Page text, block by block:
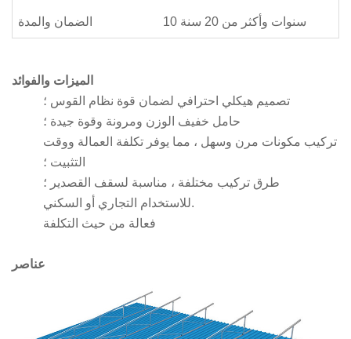
الضمان والمدة 10 سنوات وأكثر من 20 سنة
الميزات والفوائد
تصميم هيكلي احترافي لضمان قوة نظام القوس ؛
حامل خفيف الوزن ومرونة وقوة جيدة ؛
تركيب مكونات مرن وسهل ، مما يوفر تكلفة العمالة ووقت
التثبيت ؛
طرق تركيب مختلفة ، مناسبة لسقف القصدير ؛
للاستخدام التجاري أو السكني.
فعالة من حيث التكلفة
عناصر